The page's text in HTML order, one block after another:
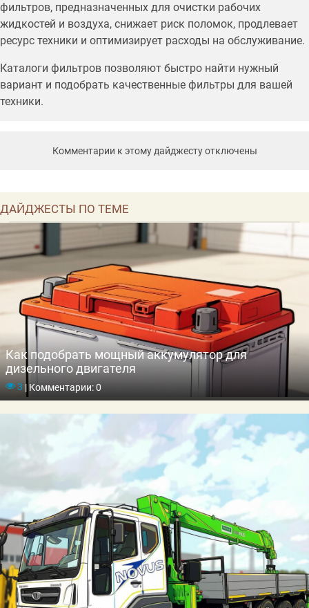
фильтров, предназначенных для очистки рабочих
жидкостей и воздуха, снижает риск поломок, продлевает
ресурс техники и оптимизирует расходы на обслуживание.
Каталоги фильтров позволяют быстро найти нужный
вариант и подобрать качественные фильтры для вашей
техники.
Комментарии к этому дайджесту отключены
ДАЙДЖЕСТЫ ПО ТЕМЕ
Как подобрать мощный аккумулятор для
дизельного двигателя
3 |Комментарии: 0